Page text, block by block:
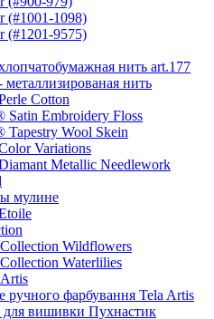
(#1001-1098)
(#1201-9575)
нить art.177
нить
Cotton
Embroidery Floss
Wool Skein
Variations
Metallic Needlework
мулине
Wildflowers
Waterlilies
ручного фарбування Tela Artis
для вишивки Пухнастик